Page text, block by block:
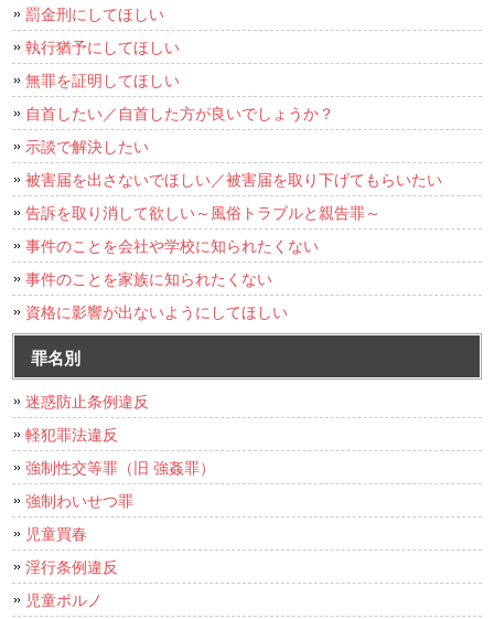
罰金刑にしてほしい
執行猶予にしてほしい
無罪を証明してほしい
自首したい／自首した方が良いでしょうか？
示談で解決したい
被害届を出さないでほしい／被害届を取り下げてもらいたい
告訴を取り消して欲しい～風俗トラブルと親告罪～
事件のことを会社や学校に知られたくない
事件のことを家族に知られたくない
資格に影響が出ないようにしてほしい
罪名別
迷惑防止条例違反
軽犯罪法違反
強制性交等罪（旧 強姦罪）
強制わいせつ罪
児童買春
淫行条例違反
児童ポルノ